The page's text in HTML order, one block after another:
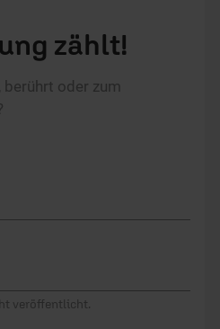
zählt!
oder zum
veröffentlicht.